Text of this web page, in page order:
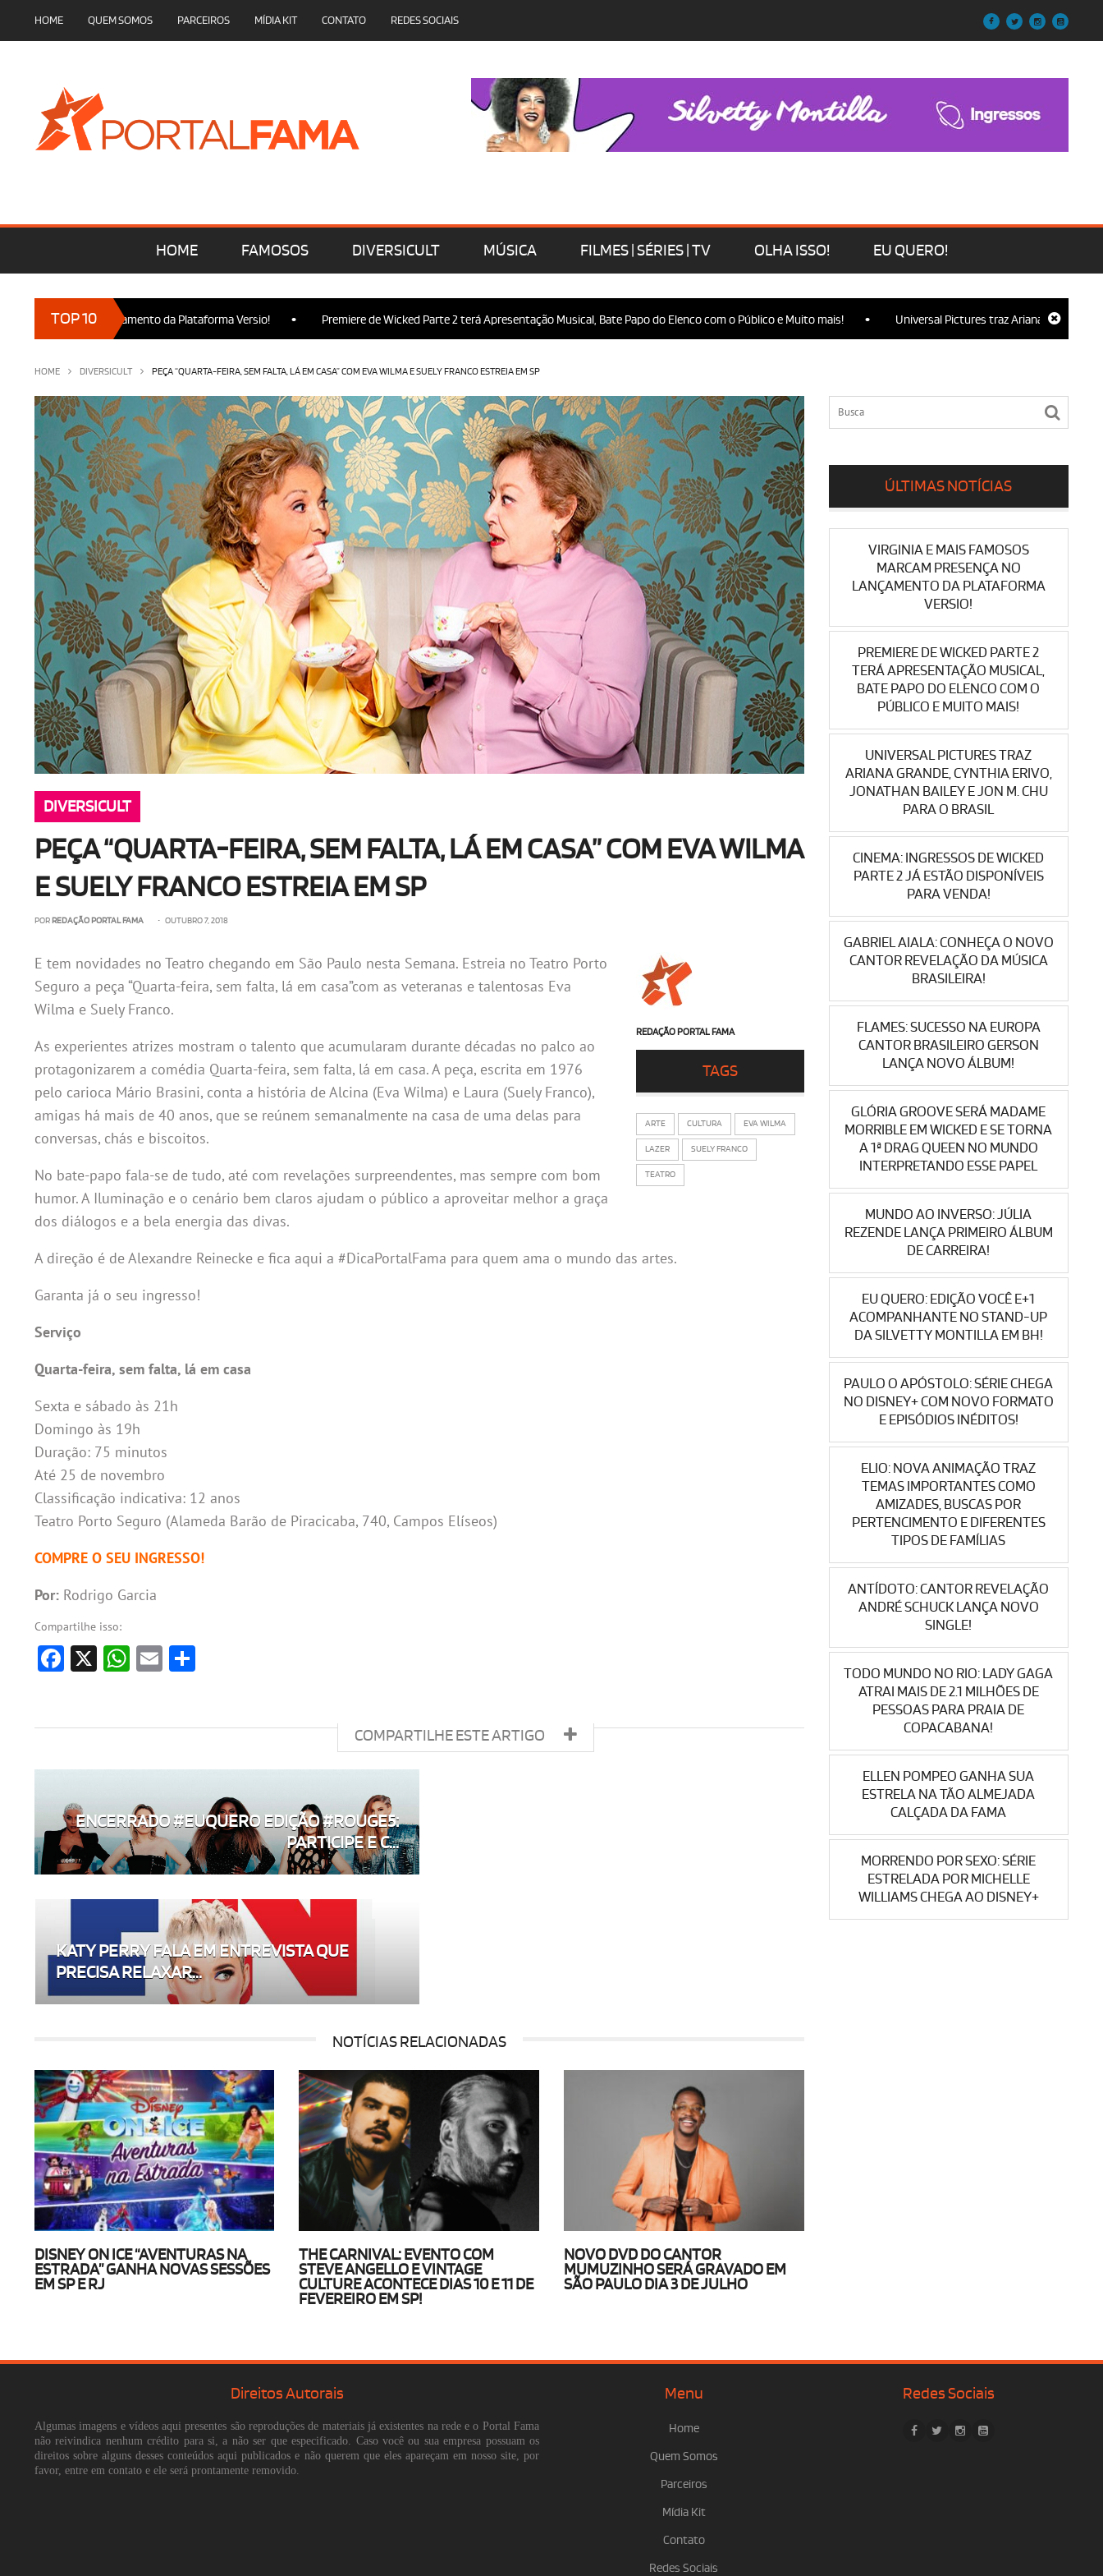
HOME QUEM SOMOS PARCEIROS MÍDIA KIT CONTATO REDES SOCIAIS
HOME FAMOSOS DIVERSICULT MÚSICA FILMES | SÉRIES | TV OLHA ISSO! EU QUERO!
TOP 10
no Lançamento da Plataforma Versio! • Premiere de Wicked Parte 2 terá Apresentação Musical, Bate Papo do Elenco com o Público e Muito mais! • Universal Pictures traz Ariana Grande, Cynthia
HOME DIVERSICULT PEÇA “QUARTA-FEIRA, SEM FALTA, LÁ EM CASA” COM EVA WILMA E SUELY FRANCO ESTREIA EM SP
DIVERSICULT
PEÇA “QUARTA-FEIRA, SEM FALTA, LÁ EM CASA” COM EVA WILMA
E SUELY FRANCO ESTREIA EM SP
POR REDAÇÃO PORTAL FAMA • OUTUBRO 7, 2018
REDAÇÃO PORTAL FAMA
TAGS
ARTE CULTURA EVA WILMA
LAZER SUELY FRANCO
TEATRO
E tem novidades no Teatro chegando em São Paulo nesta Semana. Estreia no Teatro Porto
Seguro a peça “Quarta-feira, sem falta, lá em casa”com as veteranas e talentosas Eva
Wilma e Suely Franco.
As experientes atrizes mostram o talento que acumularam durante décadas no palco ao
protagonizarem a comédia Quarta-feira, sem falta, lá em casa. A peça, escrita em 1976
pelo carioca Mário Brasini, conta a história de Alcina (Eva Wilma) e Laura (Suely Franco),
amigas há mais de 40 anos, que se reúnem semanalmente na casa de uma delas para
conversas, chás e biscoitos.
No bate-papo fala-se de tudo, até com revelações surpreendentes, mas sempre com bom
humor. A Iluminação e o cenário bem claros ajudam o público a aproveitar melhor a graça
dos diálogos e a bela energia das divas.
A direção é de Alexandre Reinecke e fica aqui a #DicaPortalFama para quem ama o mundo das artes.
Garanta já o seu ingresso!
Serviço
Quarta-feira, sem falta, lá em casa
Sexta e sábado às 21h
Domingo às 19h
Duração: 75 minutos
Até 25 de novembro
Classificação indicativa: 12 anos
Teatro Porto Seguro (Alameda Barão de Piracicaba, 740, Campos Elíseos)
COMPRE O SEU INGRESSO!
Por: Rodrigo Garcia
Compartilhe isso:
Facebook
X WhatsApp
Email
COMPARTILHE ESTE ARTIGO
ENCERRADO #EUQUERO EDIÇÃO #ROUGE5:
PARTICIPE E C...
KATY PERRY FALA EM ENTREVISTA QUE
PRECISA RELAXAR...
NOTÍCIAS RELACIONADAS
DISNEY ON ICE “AVENTURAS NA
ESTRADA” GANHA NOVAS SESSÕES
EM SP E RJ
THE CARNIVAL: EVENTO COM
STEVE ANGELLO E VINTAGE
CULTURE ACONTECE DIAS 10 E 11 DE
FEVEREIRO EM SP!
NOVO DVD DO CANTOR
MUMUZINHO SERÁ GRAVADO EM
SÃO PAULO DIA 3 DE JULHO
ÚLTIMAS NOTÍCIAS
VIRGINIA E MAIS FAMOSOS
MARCAM PRESENÇA NO
LANÇAMENTO DA PLATAFORMA
VERSIO!
PREMIERE DE WICKED PARTE 2
TERÁ APRESENTAÇÃO MUSICAL,
BATE PAPO DO ELENCO COM O
PÚBLICO E MUITO MAIS!
UNIVERSAL PICTURES TRAZ
ARIANA GRANDE, CYNTHIA ERIVO,
JONATHAN BAILEY E JON M. CHU
PARA O BRASIL
CINEMA: INGRESSOS DE WICKED
PARTE 2 JÁ ESTÃO DISPONÍVEIS
PARA VENDA!
GABRIEL AIALA: CONHEÇA O NOVO
CANTOR REVELAÇÃO DA MÚSICA
BRASILEIRA!
FLAMES: SUCESSO NA EUROPA
CANTOR BRASILEIRO GERSON
LANÇA NOVO ÁLBUM!
GLÓRIA GROOVE SERÁ MADAME
MORRIBLE EM WICKED E SE TORNA
A 1ª DRAG QUEEN NO MUNDO
INTERPRETANDO ESSE PAPEL
MUNDO AO INVERSO: JÚLIA
REZENDE LANÇA PRIMEIRO ÁLBUM
DE CARREIRA!
EU QUERO: EDIÇÃO VOCÊ E+1
ACOMPANHANTE NO STAND-UP
DA SILVETTY MONTILLA EM BH!
PAULO O APÓSTOLO: SÉRIE CHEGA
NO DISNEY+ COM NOVO FORMATO
E EPISÓDIOS INÉDITOS!
ELIO: NOVA ANIMAÇÃO TRAZ
TEMAS IMPORTANTES COMO
AMIZADES, BUSCAS POR
PERTENCIMENTO E DIFERENTES
TIPOS DE FAMÍLIAS
ANTÍDOTO: CANTOR REVELAÇÃO
ANDRÉ SCHUCK LANÇA NOVO
SINGLE!
TODO MUNDO NO RIO: LADY GAGA
ATRAI MAIS DE 2.1 MILHÕES DE
PESSOAS PARA PRAIA DE
COPACABANA!
ELLEN POMPEO GANHA SUA
ESTRELA NA TÃO ALMEJADA
CALÇADA DA FAMA
MORRENDO POR SEXO: SÉRIE
ESTRELADA POR MICHELLE
WILLIAMS CHEGA AO DISNEY+
Direitos Autorais
Algumas imagens e vídeos aqui presentes são reproduções de materiais já existentes na rede e o Portal Fama
não reivindica nenhum crédito para si, a não ser que especificado. Caso você ou sua empresa possuam os
direitos sobre alguns desses conteúdos aqui publicados e não querem que eles apareçam em nosso site, por
favor, entre em contato e ele será prontamente removido.
Menu
Home
Quem Somos
Parceiros
Mídia Kit
Contato
Redes Sociais
Redes Sociais